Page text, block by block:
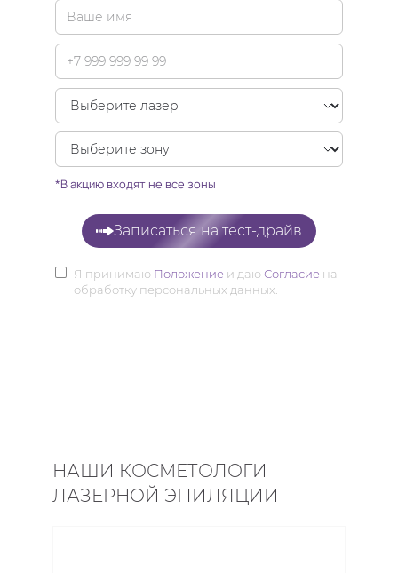
*В акцию входят не все зоны
Записаться на тест-драйв
Я принимаю Положение и даюСогласие на
обработку персональных данных.
НАШИ КОСМЕТОЛОГИ
ЛАЗЕРНОЙ ЭПИЛЯЦИИ